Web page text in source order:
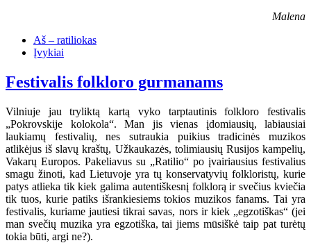
Malena
Aš – ratiliokas
Įvykiai
Festivalis folkloro gurmanams
Vilniuje jau tryliktą kartą vyko tarptautinis folkloro festivalis
„Pokrovskije kolokola“. Man jis vienas įdomiausių, labiausiai
laukiamų festivalių, nes sutraukia puikius tradicinės muzikos
atlikėjus iš slavų kraštų, Užkaukazės, tolimiausių Rusijos kampelių,
Vakarų Europos. Pakeliavus su „Ratilio“ po įvairiausius festivalius
smagu žinoti, kad Lietuvoje yra tų konservatyvių folkloristų, kurie
patys atlieka tik kiek galima autentiškesnį folklorą ir svečius kviečia
tik tuos, kurie patiks išrankiesiems tokios muzikos fanams. Tai yra
festivalis, kuriame jautiesi tikrai savas, nors ir kiek „egzotiškas“ (jei
man svečių muzika yra egzotiška, tai jiems mūsiškė taip pat turėtų
tokia būti, argi ne?).